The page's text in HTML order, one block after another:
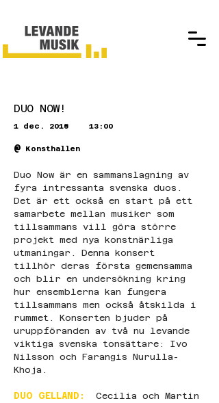
DUO NOW!
1 dec. 2018 13:00
@ Konsthallen
Duo Now är en sammanslagning av
fyra intressanta svenska duos.
Det är ett också en start på ett
samarbete mellan musiker som
tillsammans vill göra större
projekt med nya konstnärliga
utmaningar. Denna konsert
tillhör deras första gemensamma
och blir en undersökning kring
hur ensemblerna kan fungera
tillsammans men också åtskilda i
rummet. Konserten bjuder på
uruppföranden av två nu levande
viktiga svenska tonsättare: Ivo
Nilsson och Farangis Nurulla-
Khoja.
DUO GELLAND:
Cecilia och Martin